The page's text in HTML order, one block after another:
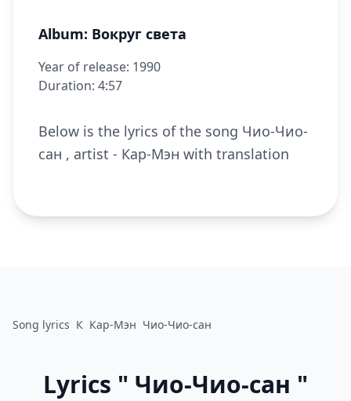
Album: Вокруг света
Year of release: 1990
Duration: 4:57
Below is the lyrics of the song Чио-Чио-
сан , artist - Кар-Мэн with translation
Song lyrics К Кар-Мэн Чио-Чио-сан
Lyrics " Чио-Чио-сан "